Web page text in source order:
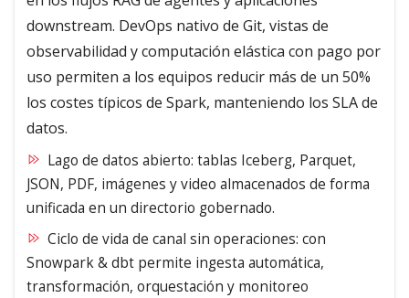
downstream. DevOps nativo de Git, vistas de
observabilidad y computación elástica con pago por
uso permiten a los equipos reducir más de un 50%
los costes típicos de Spark, manteniendo los SLA de
datos.
Lago de datos abierto: tablas Iceberg, Parquet,
JSON, PDF, imágenes y video almacenados de forma
unificada en un directorio gobernado.
Ciclo de vida de canal sin operaciones: con
Snowpark & dbt permite ingesta automática,
transformación, orquestación y monitoreo